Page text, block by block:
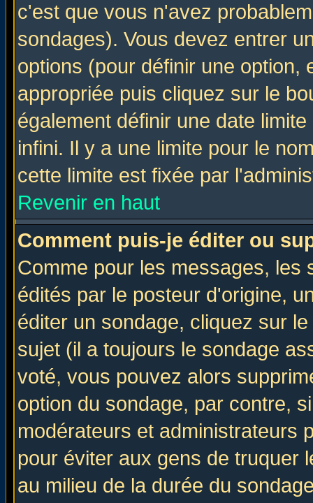
c'est que vous n'avez
sondages). Vous devez entrer
options (pour définir une option,
appropriée puis cliquez sur le
également définir une date
infini. Il y a une limite pour le
cette limite est fixée par
Revenir en haut
Comment puis-je éditer ou
Comme pour les messages, les
édités par le posteur d'origine,
éditer un sondage, cliquez sur
sujet (il a toujours le sondage
voté, vous pouvez alors
option du sondage, par contre,
modérateurs et administrateurs
pour éviter aux gens de truquer
au milieu de la durée du